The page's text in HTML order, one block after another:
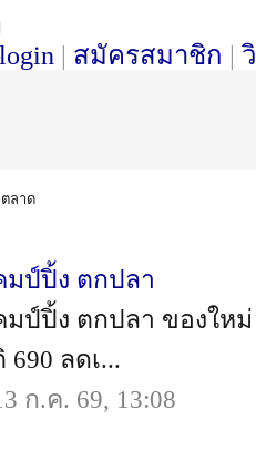
login | สมัครสมาชิก |
ลาด
มป์ปิ้ง ตกปลา
มป์ปิ้ง ตกปลา ของให
ลดเ...
ก.ค. 69, 13:08